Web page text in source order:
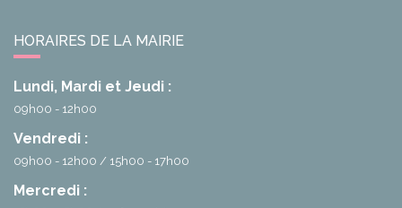
HORAIRES DE LA MAIRIE
Lundi, Mardi et Jeudi :
09h00 - 12h00
Vendredi :
09h00 - 12h00 15h00 - 17h00
Mercredi :